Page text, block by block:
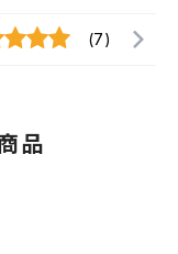
(7)
品